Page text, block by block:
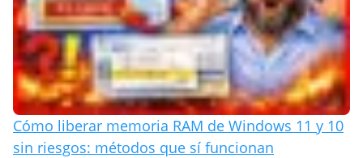
Cómo liberar memoria RAM de Windows 11 y 10
sin riesgos: métodos que sí funcionan